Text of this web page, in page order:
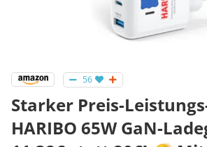
56
Starker Preis-
HARIBO 65W GaN-